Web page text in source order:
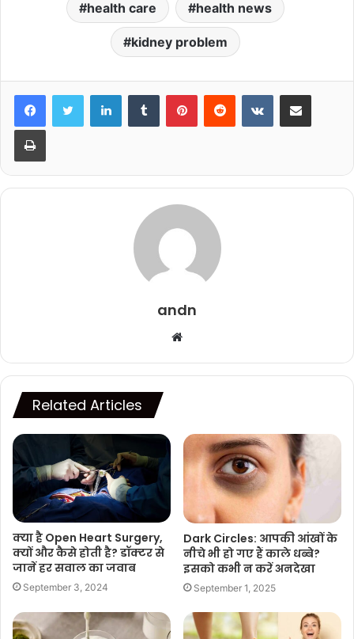
health care health news
kidney problem
LinkedInTumblr PinterestReddit VKontakteShare via Email
Print
andn
Website
Related Articles
क्‍या है Open Heart Surgery,
क्यों और कैसे होती है? डॉक्‍टर से
जानें हर सवाल का जवाब
September 3, 2024
Dark Circles: आपकी आंखों के
नीचे भी हो गए हैं काले धब्बे?
इसको कभी न करें अनदेखा
September 1, 2025